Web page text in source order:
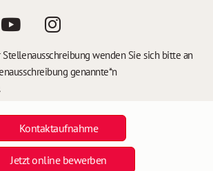
Kontaktaufnahme
Jetzt online bewerben
wenden Sie sich bitte an
genannte*n